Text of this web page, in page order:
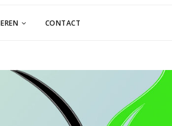
CONTACT